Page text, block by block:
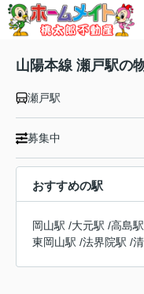
山陽本線 瀬戸駅の
瀬戸駅
募集中
おすすめの駅
岡山駅 /大元駅 /高島駅
東岡山駅 /法界院駅 /